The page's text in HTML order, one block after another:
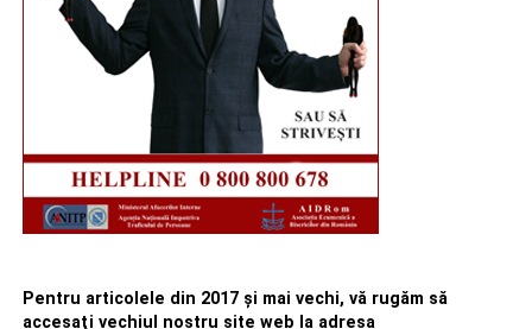
Pentru articolele din 2017 şi mai vechi, vă rugăm să
accesaţi vechiul nostru site web la adresa